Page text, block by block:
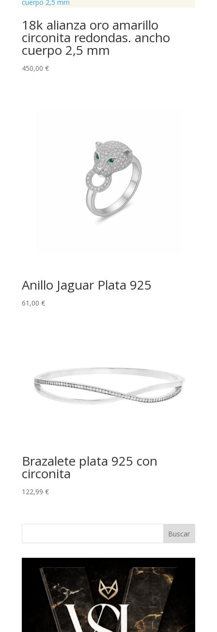
18k alianza oro amarillo
circonita redondas. ancho
cuerpo 2,5 mm
450,00 €
Anillo Jaguar Plata 925
61,00 €
Brazalete plata 925 con
circonita
122,99 €
Buscar